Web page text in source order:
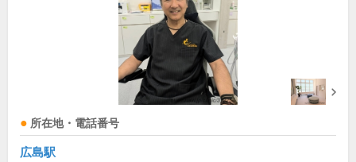
所在地・電話番号
広島駅